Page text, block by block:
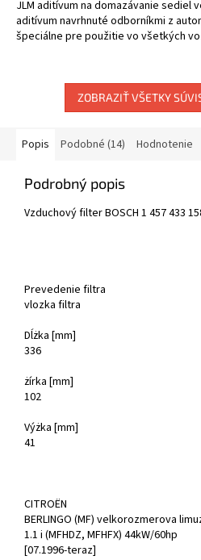
z
5
hviezdičiek.
JLM aditívum na domazávanie sediel
aditívum navrhnuté odborníkmi z
špeciálne pre použitie vo všetkých
ZOBRAZIŤ VŠETKY
Popis Podobné (14) Hodnotenie
Podrobný popis
Vzduchový filter BOSCH 1 457 433
Prevedenie filtra
vlozka filtra
Dĺżka [mm]
336
żírka [mm]
102
Výżka [mm]
41
CITROËN
BERLINGO (MF) velkorozmerova
1.1 i (MFHDZ, MFHFX) 44kW/60hp
[07.1996-teraz]